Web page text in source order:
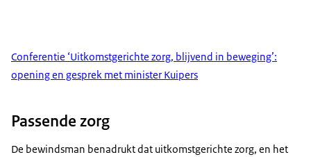
Conferentie ‘Uitkomstgerichte zorg, blijvend in beweging’:
opening en gesprek met minister Kuipers
Passende zorg
De bewindsman benadrukt dat uitkomstgerichte zorg, en het